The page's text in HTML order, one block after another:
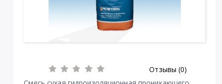
Отзывы (0)